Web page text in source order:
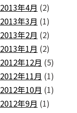
2013年4月 (2)
2013年3月 (1)
2013年2月 (2)
2013年1月 (2)
2012年12月 (5)
2012年11月 (1)
2012年10月 (1)
2012年9月 (1)